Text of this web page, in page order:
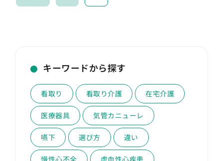
キーワードから探す
看取り 看取り介護 在宅介護
医療器具 気管カニューレ
嚥下 選び方 違い